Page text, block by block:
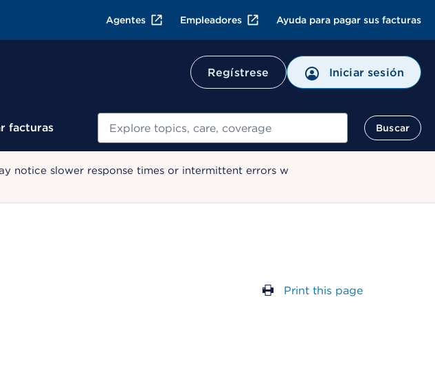
Agentes Empleadores Ayuda para pagar sus facturas
Regístrese Iniciar sesión
facturas Buscar
Buscar
notice slower response times or intermittent errors w
Print this page